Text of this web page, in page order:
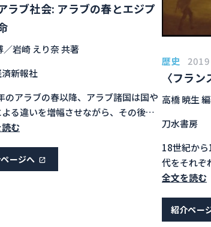
ラブ社会: アラブの春とエジプ
／岩崎 えり奈 共著
新報社
のアラブの春以降、アラブ諸国は国や
る違いを増幅させながら、その後も
ざまな事件がおき、いろいろな動き
革命前後に行ったエジプトにおける数
調査の結果をふまえて、エジプト国
む
ージへ
歴史 2019
〈フラ
高橋 暁生
刀水書房
18世紀か
代をそれぞ
た〈フラン
上がらせる
全文を読む
紹介ペー